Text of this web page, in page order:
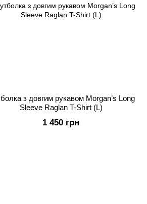
з довгим рукавом Morgan’s Long
Sleeve Raglan T-Shirt (L)
1 450 грн